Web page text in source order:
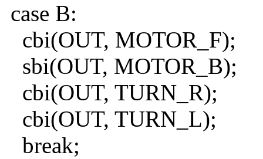
case B:
cbi(OUT, MOTOR_F);
sbi(OUT, MOTOR_B);
cbi(OUT, TURN_R);
cbi(OUT, TURN_L);
break;